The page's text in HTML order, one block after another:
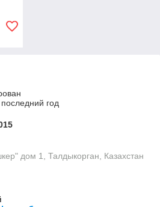
год
дом 1, Талдыкорган, Казахстан